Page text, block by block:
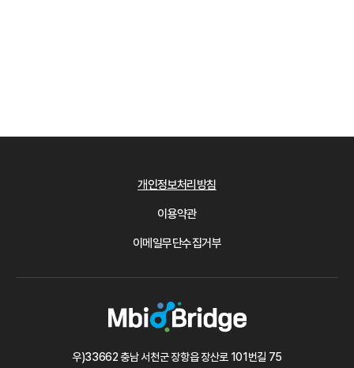
개인정보처리방침
이용약관
이메일무단수집거부
우)33662 충남 서천군 장항읍 장산로 101번길 75